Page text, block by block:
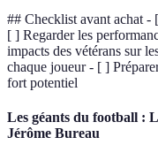
## Checklist avant achat -
[ ] Regarder les
impacts des vétérans sur
chaque joueur - [ ]
fort potentiel
Les géants du football :
Jérôme Bureau